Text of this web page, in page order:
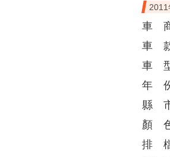
車
車
車
年
縣
顏
排